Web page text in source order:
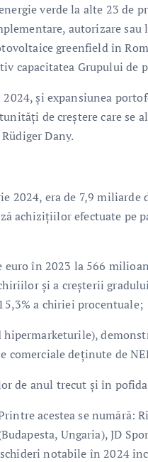
verde la alte 23 de
autorizare sau
greenfield în
capacitatea Grupului de
și expansiunea
de creștere care se
Dany.
era de 7,9 miliarde
achizițiilor efectuate pe
în 2023 la 566
și a creșterii
a chiriei procentuale;
hipermarketurile),
deținute de
de anul trecut și în
acestea se numără:
Ungaria), JD
notabile în 2024